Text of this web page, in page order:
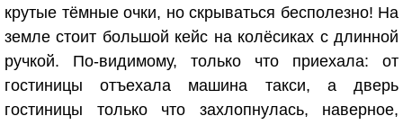
крутые тёмные очки, но скрываться бесполезно! На
земле стоит большой кейс на колёсиках с длинной
ручкой. По-видимому, только что приехала: от
гостиницы отъехала машина такси, а дверь
гостиницы только что захлопнулась, наверное,